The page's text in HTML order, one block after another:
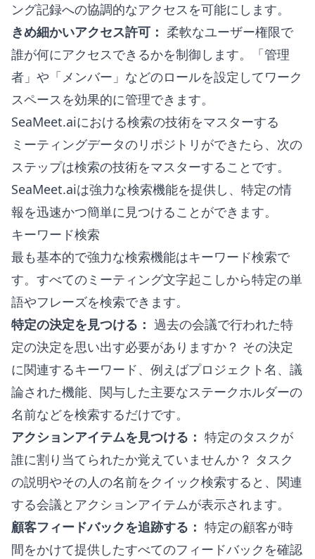
ング記録への協調的なアクセスを可能にします。
きめ細かいアクセス許可： 柔軟なユーザー権限で
誰が何にアクセスできるかを制御します。「管理
者」や「メンバー」などのロールを設定してワーク
スペースを効果的に管理できます。
SeaMeet.aiにおける検索の技術をマスターする
ミーティングデータのリポジトリができたら、次の
ステップは検索の技術をマスターすることです。
SeaMeet.aiは強力な検索機能を提供し、特定の情
報を迅速かつ簡単に見つけることができます。
キーワード検索
最も基本的で強力な検索機能はキーワード検索で
す。すべてのミーティング文字起こしから特定の単
語やフレーズを検索できます。
特定の決定を見つける： 過去の会議で行われた特
定の決定を思い出す必要がありますか？ その決定
に関連するキーワード、例えばプロジェクト名、議
論された機能、関与した主要なステークホルダーの
名前などを検索するだけです。
アクションアイテムを見つける： 特定のタスクが
誰に割り当てられたか覚えていませんか？ タスク
の説明やその人の名前をクイック検索すると、関連
する会議とアクションアイテムが表示されます。
顧客フィードバックを追跡する： 特定の顧客が時
間をかけて提供したすべてのフィードバックを確認